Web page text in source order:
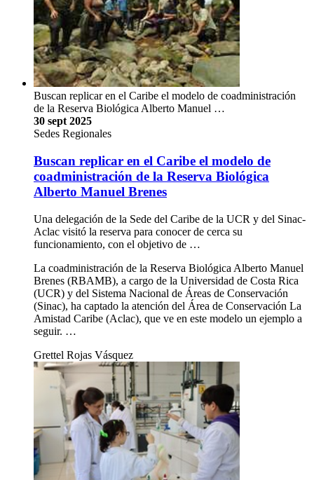
Buscan replicar en el Caribe el modelo de coadministración
de la Reserva Biológica Alberto Manuel …
30 sept 2025
Sedes Regionales
Buscan replicar en el Caribe el modelo de
coadministración de la Reserva Biológica
Alberto Manuel Brenes
Una delegación de la Sede del Caribe de la UCR y del Sinac-
Aclac visitó la reserva para conocer de cerca su
funcionamiento, con el objetivo de …
La coadministración de la Reserva Biológica Alberto Manuel
Brenes (RBAMB), a cargo de la Universidad de Costa Rica
(UCR) y del Sistema Nacional de Áreas de Conservación
(Sinac), ha captado la atención del Área de Conservación La
Amistad Caribe (Aclac), que ve en este modelo un ejemplo a
seguir. …
Grettel Rojas Vásquez